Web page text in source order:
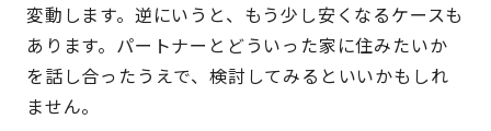
変動します。逆にいうと、もう少し安くなるケースも
あります。パートナーとどういった家に住みたいか
を話し合ったうえで、検討してみるといいかもしれ
ません。